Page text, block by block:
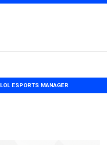
LOL ESPORTS MANAGER